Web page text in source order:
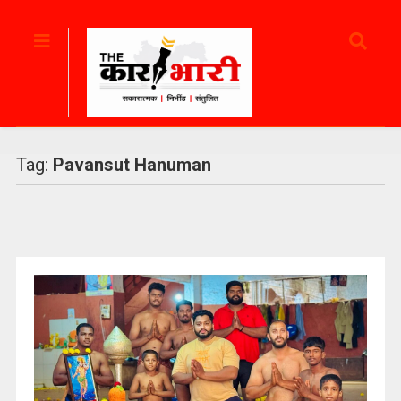
Tag: Pavansut Hanuman